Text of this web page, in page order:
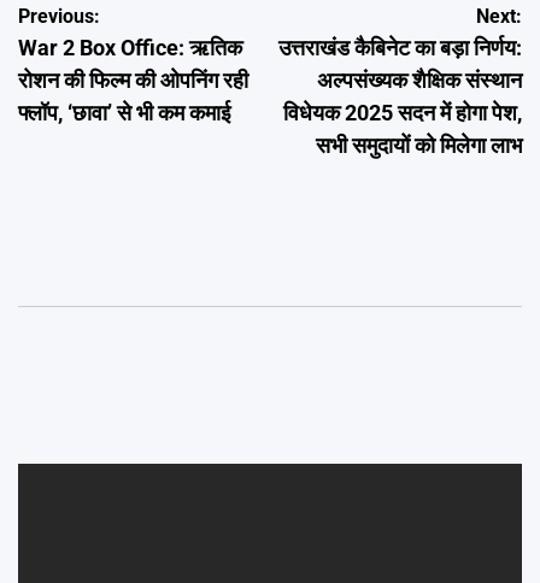
Post
navigation
Previous:
War 2 Box Office: ऋतिक
रोशन की फिल्म की ओपनिंग रही
फ्लॉप, ‘छावा’ से भी कम कमाई
Next:
उत्तराखंड कैबिनेट का बड़ा निर्णय:
अल्पसंख्यक शैक्षिक संस्थान
विधेयक 2025 सदन में होगा पेश,
सभी समुदायों को मिलेगा लाभ